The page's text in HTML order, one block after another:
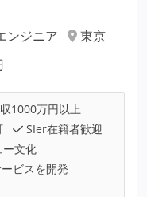
ンジニア
東京
収1000万円以上
SIer在籍者歓迎
ー文化
ビスを開発